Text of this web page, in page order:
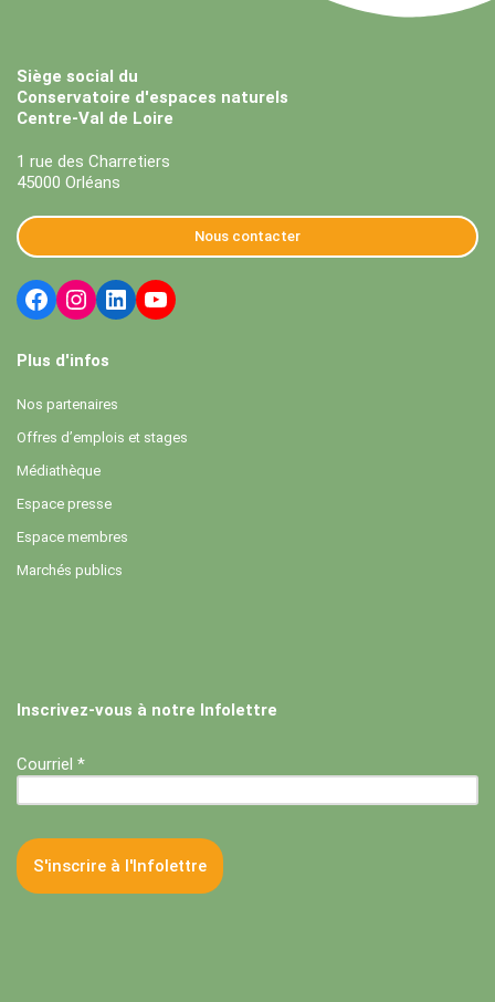
Siège social du
Conservatoire d'espaces naturels
Centre-Val de Loire
1 rue des Charretiers
45000 Orléans
Nous contacter
Plus d'infos
Nos partenaires
Offres d’emplois et stages
Médiathèque
Espace presse
Espace membres
Marchés publics
Inscrivez-vous à notre Infolettre
Courriel *